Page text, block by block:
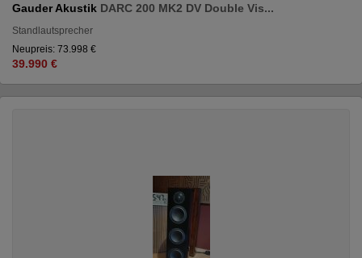
Gauder Akustik DARC 200 MK2 DV Double Vis...
Standlautsprecher
Neupreis: 73.998 €
39.990 €